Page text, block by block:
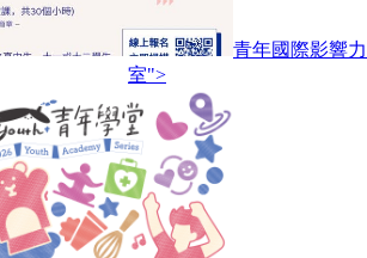
青年國際影響
室">